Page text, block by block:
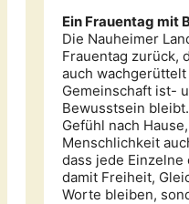
Ein Frauentag mit
Die Nauheimer
Frauentag zurück,
auch
Gemeinschaft ist-
Bewusstsein
Gefühl nach
Menschlichkeit
dass jede Einzelne
damit Freiheit,
Worte bleiben,